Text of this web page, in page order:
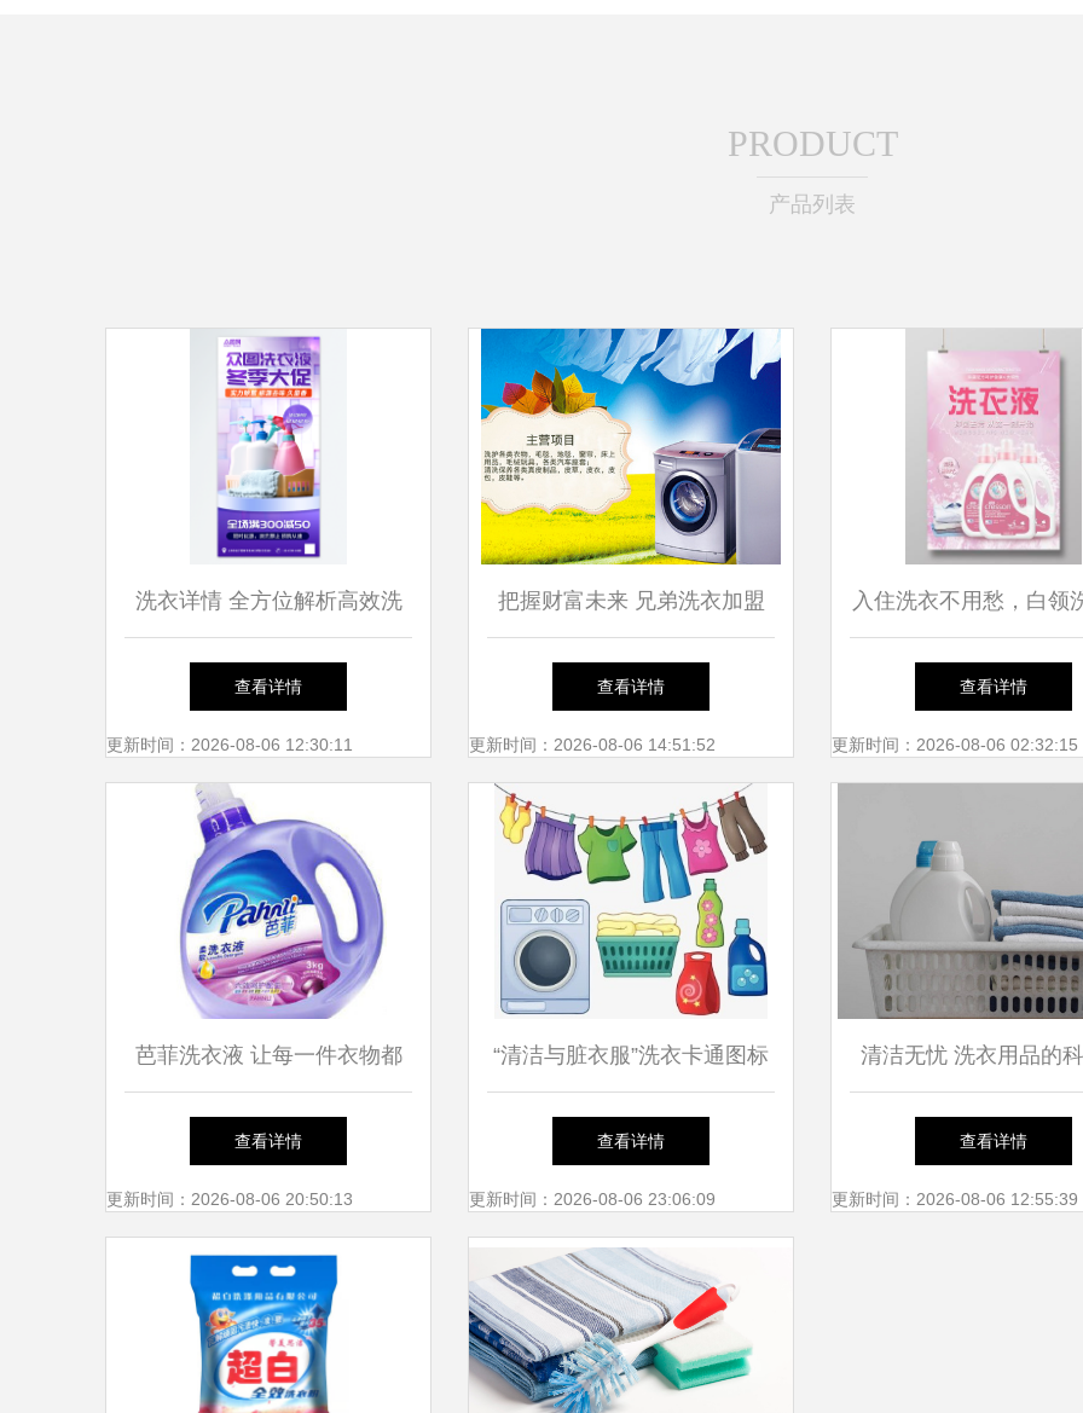
PRODUCT
产品列表
洗衣详情 全方位解析高效洗
衣用品
查看详情
更新时间：2026-08-06 12:30:11
把握财富未来 兄弟洗衣加盟
与洗衣用品的双重商机
查看详情
更新时间：2026-08-06 14:51:52
入住洗衣不用愁，白领
您忧——全面打造您的
活空间
查看详情
更新时间：2026-08-06 02:32:15
芭菲洗衣液 让每一件衣物都
散发自然芬芳
查看详情
更新时间：2026-08-06 20:50:13
“清洁与脏衣服”洗衣卡通图标
集 实用素材与洗衣用品设计
灵感
查看详情
更新时间：2026-08-06 23:06:09
清洁无忧 洗衣用品的
择与使用指南
查看详情
更新时间：2026-08-06 12:55:39